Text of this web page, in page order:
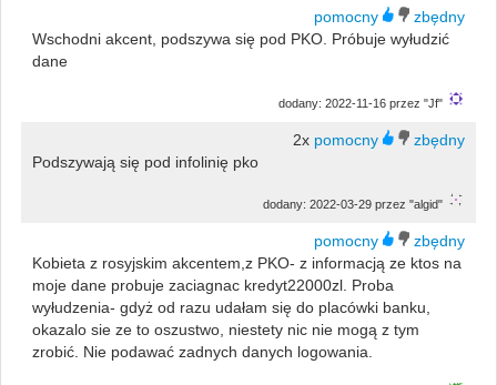
Wschodni akcent, podszywa się pod PKO. Próbuje wyłudzić
dane
dodany: 2022-11-16 przez "Jf"
2x
Podszywają się pod infolinię pko
dodany: 2022-03-29 przez "algid"
Kobieta z rosyjskim akcentem,z PKO- z informacją ze ktos na
moje dane probuje zaciagnac kredyt22000zl. Proba
wyłudzenia- gdyż od razu udałam się do placówki banku,
okazalo sie ze to oszustwo, niestety nic nie mogą z tym
zrobić. Nie podawać zadnych danych logowania.